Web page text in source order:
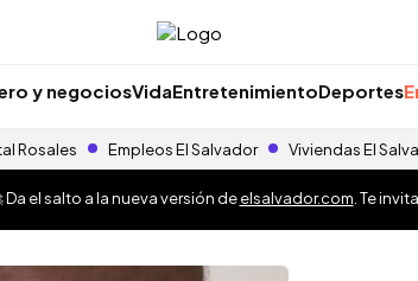
y negociosVidaEntretenimientoDeportes
Rosales Empleos El Salvador Viviendas El
el salto a la nueva versión deelsalvador.com . Te